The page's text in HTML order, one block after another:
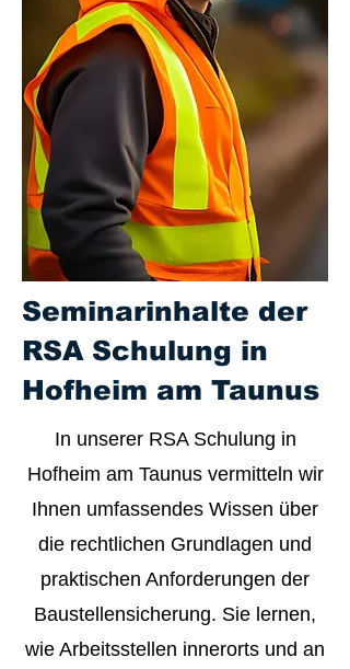
Seminarinhalte der
RSA Schulung in
Hofheim am Taunus
In unserer RSA Schulung in
Hofheim am Taunus vermitteln wir
Ihnen umfassendes Wissen über
die rechtlichen Grundlagen und
praktischen Anforderungen der
Baustellensicherung. Sie lernen,
wie Arbeitsstellen innerorts und an